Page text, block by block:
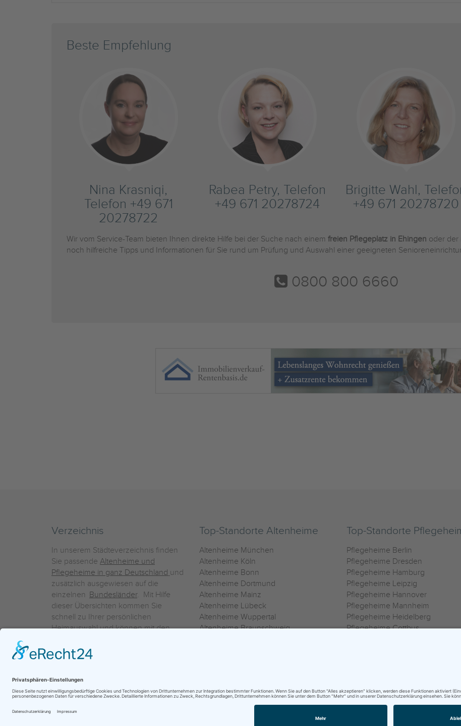
Beste Empfehlung
Nina Krasniqi,
Telefon +49 671
20278722
Rabea Petry, Telefon
+49 671 20278724
Brigitte Wahl,
+49 671 20278720
Wir vom Service-Team bieten Ihnen direkte Hilfe bei der Suche nach einem freien Pflegeplatz in Ehingen oder der
noch hilfreiche Tipps und Informationen für Sie rund um Prüfung und Auswahl einer geeigneten
0800 800 6660
Verzeichnis
In unserem Städteverzeichnis finden
Sie passende Altenheime und
Pflegeheime in ganz Deutschland und
zusätzlich ausgewiesen auf die
einzelnen Bundesländer. Mit Hilfe
dieser Übersichten kommen Sie
schnell zu Ihrer persönlichen
Heimauswahl und können mit den
einzelnen Häuser Leistungsvergleiche
vornehmen.
Top-Standorte Altenheime
Altenheime München
Altenheime Köln
Altenheime Bonn
Altenheime Dortmund
Altenheime Mainz
Altenheime Lübeck
Altenheime Wuppertal
Altenheime Braunschweig
Top-Standorte
Pflegeheime Berlin
Pflegeheime Dresden
Pflegeheime Hamburg
Pflegeheime Leipzig
Pflegeheime Hannover
Pflegeheime Mannheim
Pflegeheime Heidelberg
Pflegeheime Cottbus